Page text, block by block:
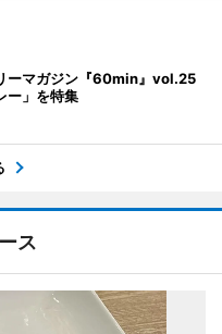
ーマガジン『60min』vol.25
ー」を特集
ス